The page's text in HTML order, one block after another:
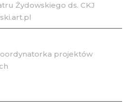
Żydowskiego ds. CKJ
projektów